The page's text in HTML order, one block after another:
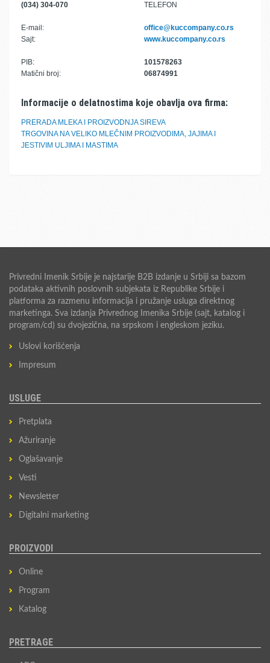
(034) 304-070 TELEFON
E-mail:
office@kuccompany.co.rs
Sajt:
www.kuccompany.co.rs
PIB:
101578263
Matični broj:
06874991
Informacije o delatnostima koje obavlja ova firma:
PRERADA MLEKA I PROIZVODNJA SIREVA
TRGOVINA NA VELIKO MLEČNIM PROIZVODIMA, JAJIMA I
JESTIVIM ULJIMA I MASTIMA
Privredni Imenik Srbije je najstarije B2B izdanje u Srbiji sa bazom
podataka aktivnih poslovnih subjekata iz Republike Srbije i
platforma za razmenu informacija i pružanje usluga direktnog
marketinga. Sva izdanja Privrednog Imenika Srbije (sajt, katalog i
program/cd) su dvojezična, na srpskom i engleskom jeziku.
Uslovi korišćenja
Impresum
USLUGE
Pretplata
Ažuriranje
Oglašavanje
Vesti
Newsletter
Digitalni marketing
PROIZVODI
Online
Program
Katalog
PRETRAGE